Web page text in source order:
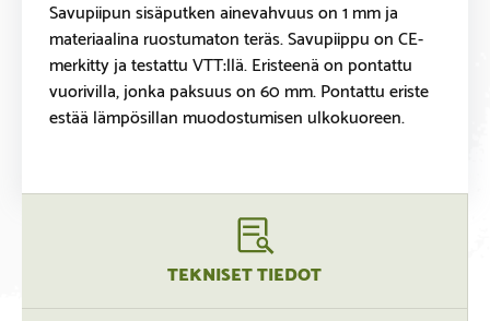
Savupiipun sisäputken ainevahvuus on 1 mm ja
materiaalina ruostumaton teräs. Savupiippu on CE-
merkitty ja testattu VTT:llä. Eristeenä on pontattu
vuorivilla, jonka paksuus on 60 mm. Pontattu eriste
estää lämpösillan muodostumisen ulkokuoreen.
TEKNISET TIEDOT